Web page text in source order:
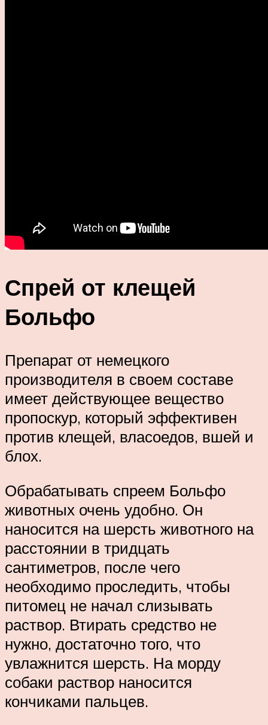
Спрей от клещей
Больфо
Препарат от немецкого
производителя в своем составе
имеет действующее вещество
пропоскур, который эффективен
против клещей, власоедов, вшей и
блох.
Обрабатывать спреем Больфо
животных очень удобно. Он
наносится на шерсть животного на
расстоянии в тридцать
сантиметров, после чего
необходимо проследить, чтобы
питомец не начал слизывать
раствор. Втирать средство не
нужно, достаточно того, что
увлажнится шерсть. На морду
собаки раствор наносится
кончиками пальцев.